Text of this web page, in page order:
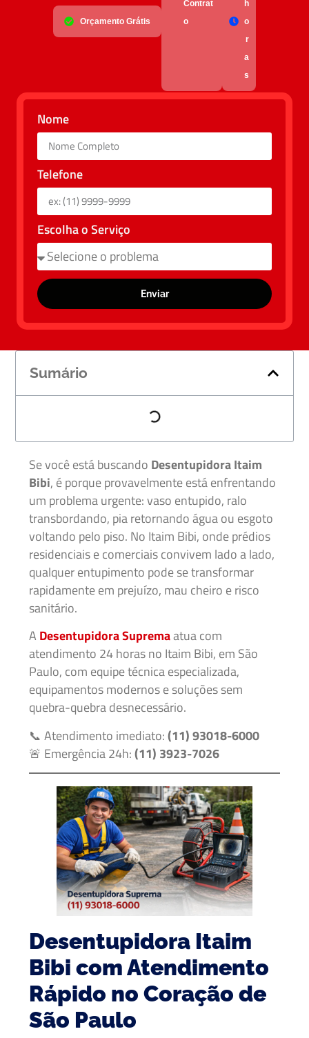
Orçamento Grátis
Contrat
o
h
o
r
a
s
Nome
Telefone
Escolha o Serviço
Enviar
Sumário
Se você está buscando Desentupidora Itaim
Bibi, é porque provavelmente está enfrentando
um problema urgente: vaso entupido, ralo
transbordando, pia retornando água ou esgoto
voltando pelo piso. No Itaim Bibi, onde prédios
residenciais e comerciais convivem lado a lado,
qualquer entupimento pode se transformar
rapidamente em prejuízo, mau cheiro e risco
sanitário.
A Desentupidora Supremaatua com
atendimento 24 horas no Itaim Bibi, em São
Paulo, com equipe técnica especializada,
equipamentos modernos e soluções sem
quebra-quebra desnecessário.
📞 Atendimento imediato:(11) 93018-6000
🚨 Emergência 24h:(11) 3923-7026
Desentupidora Itaim
Bibi com Atendimento
Rápido no Coração de
São Paulo